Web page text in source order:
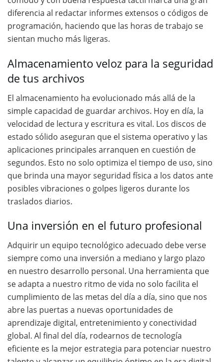
diferencia al redactar informes extensos o códigos de
programación, haciendo que las horas de trabajo se
sientan mucho más ligeras.
Almacenamiento veloz para la seguridad
de tus archivos
El almacenamiento ha evolucionado más allá de la
simple capacidad de guardar archivos. Hoy en día, la
velocidad de lectura y escritura es vital. Los discos de
estado sólido aseguran que el sistema operativo y las
aplicaciones principales arranquen en cuestión de
segundos. Esto no solo optimiza el tiempo de uso, sino
que brinda una mayor seguridad física a los datos ante
posibles vibraciones o golpes ligeros durante los
traslados diarios.
Una inversión en el futuro profesional
Adquirir un equipo tecnológico adecuado debe verse
siempre como una inversión a mediano y largo plazo
en nuestro desarrollo personal. Una herramienta que
se adapta a nuestro ritmo de vida no solo facilita el
cumplimiento de las metas del día a día, sino que nos
abre las puertas a nuevas oportunidades de
aprendizaje digital, entretenimiento y conectividad
global. Al final del día, rodearnos de tecnología
eficiente es la mejor estrategia para potenciar nuestro